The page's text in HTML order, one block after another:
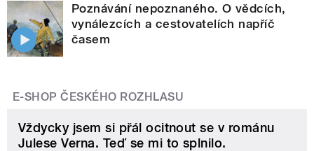
Poznávání nepoznaného. O vědcích,
vynálezcích a cestovatelích napříč
časem
E-SHOP ČESKÉHO ROZHLASU
Vždycky jsem si přál ocitnout se v románu
Julese Verna. Teď se mi to splnilo.